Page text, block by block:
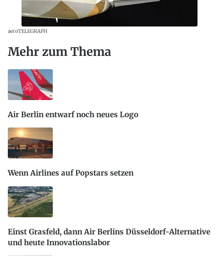
aeroTELEGRAPH
Mehr zum Thema
Air Berlin entwarf noch neues Logo
Wenn Airlines auf Popstars setzen
Einst Grasfeld, dann Air Berlins Düsseldorf-Alternative
und heute Innovationslabor